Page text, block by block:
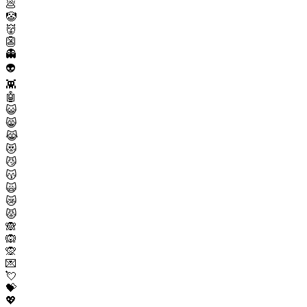
💩
🤡
👹
👺
👻
👽
👾
🤖
😺
😸
😹
😻
😼
😽
🙀
😿
😾
🙈
🙉
🙊
💌
💘
💝
💖